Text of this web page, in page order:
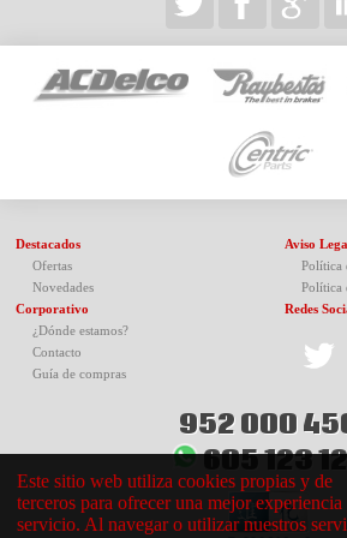
Destacados
Ofertas
Novedades
Corporativo
¿Dónde estamos?
Contacto
Guía de compras
Aviso
Política
Política
Redes
952 000
605 123
Este sitio web utiliza cookies propias y de
terceros para ofrecer una mejor experiencia
servicio. Al navegar o utilizar nuestros